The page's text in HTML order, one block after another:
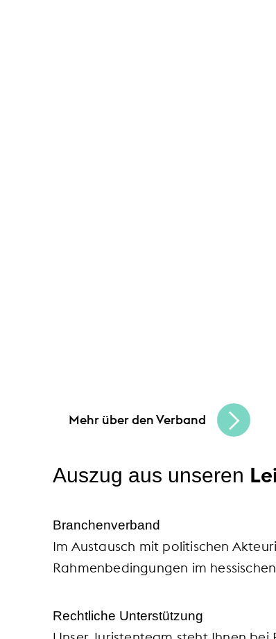
Mehr über den Verband
Auszug aus unseren
Branchenverband
Im Austausch mit politischen
Rahmenbedingungen im
Rechtliche Unterstützung